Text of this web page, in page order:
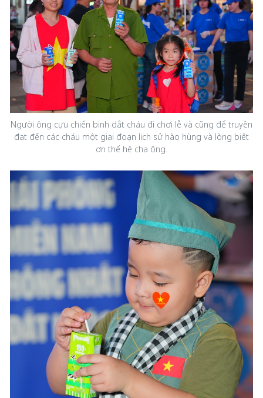
Người ông cựu chiến binh dắt cháu đi chơi lễ và cũng để truyền
đạt đến các cháu một giai đoạn lịch sử hào hùng và lòng biết
ơn thế hệ cha ông.